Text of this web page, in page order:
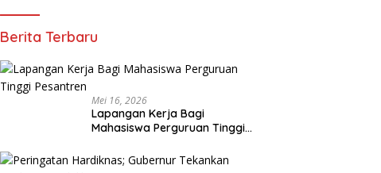
Berita Terbaru
Mei 16, 2026
Lapangan Kerja Bagi
Mahasiswa Perguruan Tinggi